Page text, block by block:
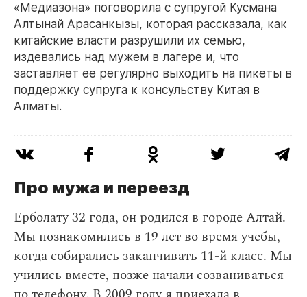
«Медиазона» поговорила с супругой Кусмана
Алтынай Арасанкызы, которая рассказала, как
китайские власти разрушили их семью,
издевались над мужем в лагере и, что
заставляет ее регулярно выходить на пикеты в
поддержку супруга к консульству Китая в
Алматы.
Про мужа и переезд
Ерболату 32 года, он родился в городеАлтай.
Мы познакомились в 19 лет во время учебы,
когда собирались заканчивать 11-й класс. Мы
учились вместе, позже начали созваниваться